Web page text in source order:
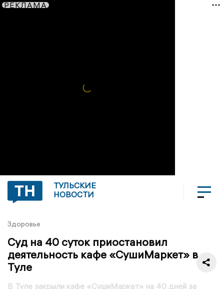
РЕКЛАМА
ТУЛЬСКИЕ
НОВОСТИ
Здоровье
Суд на 40 суток приостановил
деятельность кафе «СушиМаркет» в
Туле
В Туле закрыли кафе «СушиМаркет» на 40 дней за